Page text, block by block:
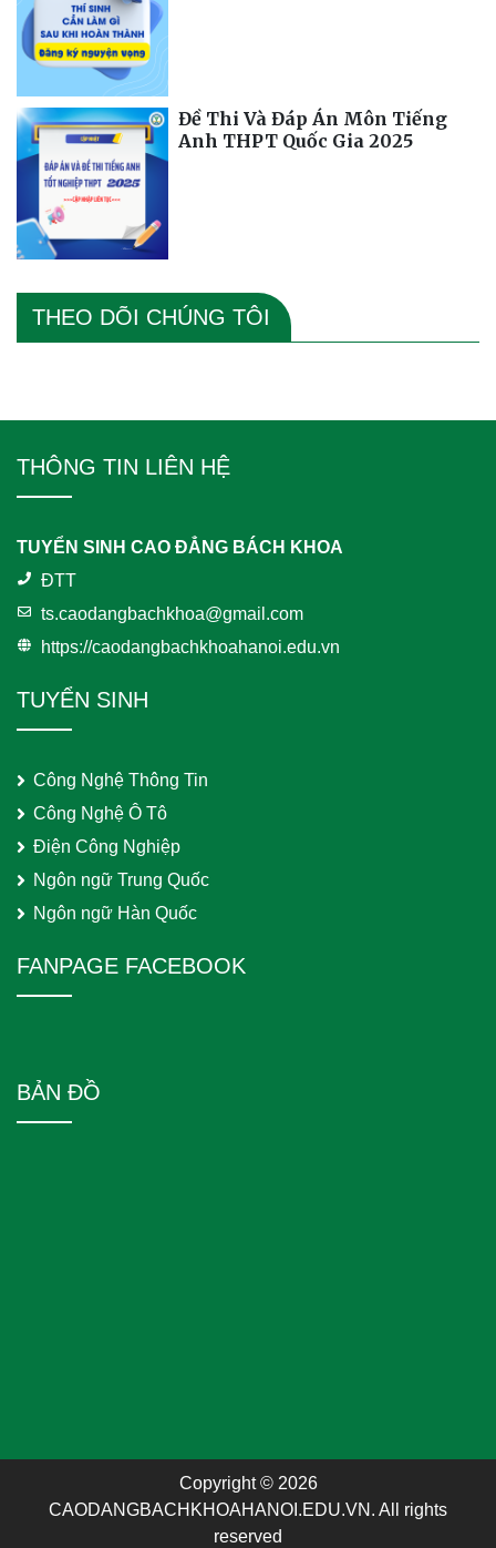
Đề Thi Và Đáp Án Môn Tiếng
Anh THPT Quốc Gia 2025
THEO DÕI CHÚNG TÔI
THÔNG TIN LIÊN HỆ
TUYỂN SINH CAO ĐẲNG BÁCH KHOA
ĐTT
ts.caodangbachkhoa@gmail.com
https://caodangbachkhoahanoi.edu.vn
TUYỂN SINH
Công Nghệ Thông Tin
Công Nghệ Ô Tô
Điện Công Nghiệp
Ngôn ngữ Trung Quốc
Ngôn ngữ Hàn Quốc
FANPAGE FACEBOOK
BẢN ĐỒ
Copyright © 2026
CAODANGBACHKHOAHANOI.EDU.VN. All rights
reserved